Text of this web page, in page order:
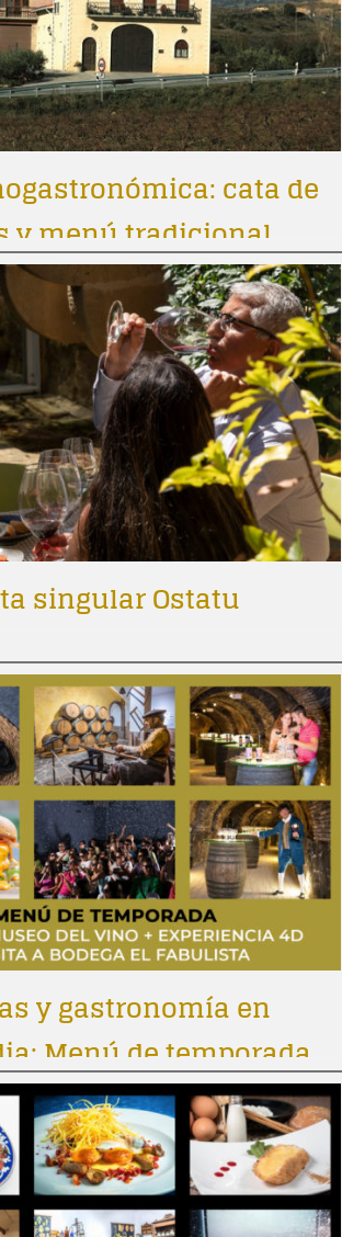
cata de
y menú tradicional
singular Ostatu
y gastronomía en
Menú de temporada